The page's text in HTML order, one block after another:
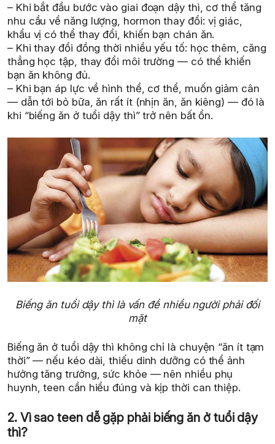
– Khi bắt đầu bước vào giai đoạn dậy thì, cơ thể tăng
nhu cầu về năng lượng, hormon thay đổi: vị giác,
khẩu vị có thể thay đổi, khiến bạn chán ăn.
– Khi thay đổi đồng thời nhiều yếu tố: học thêm, căng
thẳng học tập, thay đổi môi trường — có thể khiến
bạn ăn không đủ.
– Khi bạn áp lực về hình thể, cơ thể, muốn giảm cân
— dẫn tới bỏ bữa, ăn rất ít (nhịn ăn, ăn kiêng) — đó là
khi “biếng ăn ở tuổi dậy thì” trở nên bất ổn.
Biếng ăn tuổi dậy thì là vấn đề nhiều người phải đối
mặt
Biếng ăn ở tuổi dậy thì không chỉ là chuyện “ăn ít tạm
thời” — nếu kéo dài, thiếu dinh dưỡng có thể ảnh
hưởng tăng trưởng, sức khỏe — nên nhiều phụ
huynh, teen cần hiểu đúng và kịp thời can thiệp.
2. Vì sao teen dễ gặp phải biếng ăn ở tuổi dậy
thì?